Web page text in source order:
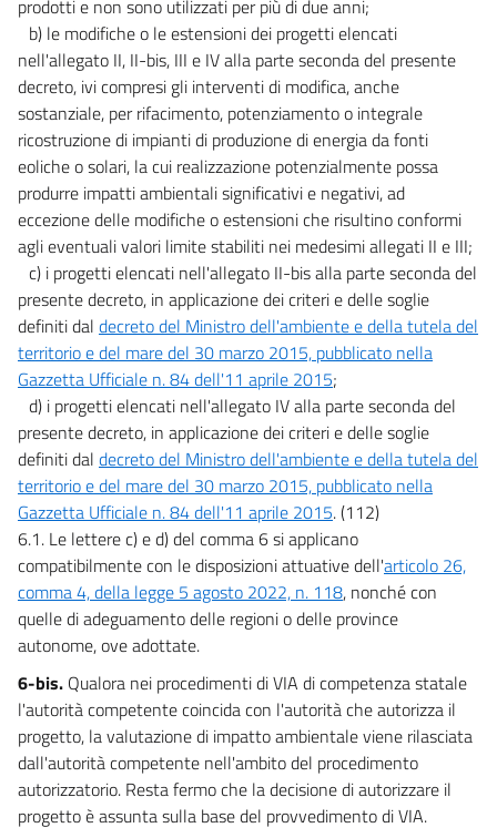
44
45
46
47
48
49
50
51
52
PARTE TERZA
NORME IN MATERIA DI DIFESA DEL SUOLO E LOTTA ALLA
DESERTIFICAZIONE, DI TUTELA DELLE ACQUE DALL'INQUINAMENTO E DI
GESTIONE DELLE RISORSE IDRICHE
SEZIONE I
NORME IN MATERIA DI DIFESA DEL SUOLO E LOTTA ALLA
DESERTIFICAZIONE
TITOLO I
PRINCIPI GENERALI E COMPETENZE
CAPO I
PRINCIPI GENERALI
53
54
55
56
CAPO II
COMPETENZE
57
57 bis
58
prodotti e non sono utilizzati per più di due anni;
b) le modifiche o le estensioni dei progetti elencati
nell'allegato II, II-bis, III e IV alla parte seconda del presente
decreto, ivi compresi gli interventi di modifica, anche
sostanziale, per rifacimento, potenziamento o integrale
ricostruzione di impianti di produzione di energia da fonti
eoliche o solari, la cui realizzazione potenzialmente possa
produrre impatti ambientali significativi e negativi, ad
eccezione delle modifiche o estensioni che risultino conformi
agli eventuali valori limite stabiliti nei medesimi allegati II e III;
c) i progetti elencati nell'allegato II-bis alla parte seconda del
presente decreto, in applicazione dei criteri e delle soglie
definiti dal decreto del Ministro dell'ambiente e della tutela del
territorio e del mare del 30 marzo 2015, pubblicato nella
Gazzetta Ufficiale n. 84 dell'11 aprile 2015;
d) i progetti elencati nell'allegato IV alla parte seconda del
presente decreto, in applicazione dei criteri e delle soglie
definiti dal decreto del Ministro dell'ambiente e della tutela del
territorio e del mare del 30 marzo 2015, pubblicato nella
Gazzetta Ufficiale n. 84 dell'11 aprile 2015. (112)
6.1. Le lettere c) e d) del comma 6 si applicano
compatibilmente con le disposizioni attuative dell'articolo 26,
comma 4, della legge 5 agosto 2022, n. 118, nonché con
quelle di adeguamento delle regioni o delle province
autonome, ove adottate.
6-bis. Qualora nei procedimenti di VIA di competenza statale
l'autorità competente coincida con l'autorità che autorizza il
progetto, la valutazione di impatto ambientale viene rilasciata
dall'autorità competente nell'ambito del procedimento
autorizzatorio. Resta fermo che la decisione di autorizzare il
progetto è assunta sulla base del provvedimento di VIA.